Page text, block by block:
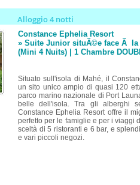
Alloggio 4 notti
Constance Ephelia Resort
» Suite Junior situÃ©e face Ã la
(Mini 4 Nuits) | 1 Chambre
Situato sull'isola di Mahé, il
un sito unico ampio di quasi 120
parco marino nazionale di Port
belle dell'isola. Tra gli alberghi
Constance Ephelia Resort offre il
perfetto per le famiglie e per i viaggi
sceltà di 5 ristoranti e 6 bar, e
e vari piccoli negozi.